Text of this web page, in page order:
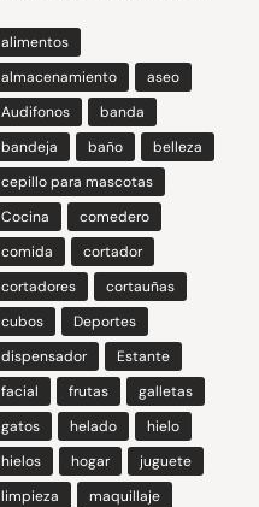
alimentos
almacenamiento
aseo
Audifonos
banda
bandeja
baño
belleza
cepillo para mascotas
Cocina
comedero
comida
cortador
cortadores
cortauñas
cubos
Deportes
dispensador
Estante
facial
frutas
galletas
gatos
helado
hielo
hielos
hogar
juguete
limpieza
maquillaje